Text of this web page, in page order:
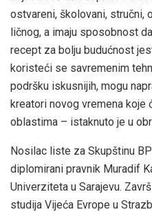
ostvareni, školovani, stručni,
ličnog, a imaju sposobnost
recept za bolju budućnost
koristeći se savremenim
podršku iskusnijih, mogu
kreatori novog vremena
oblastima – istaknuto je u
Nosilac liste za Skupštinu
diplomirani pravnik Muradif
Univerziteta u Sarajevu.
studija Vijeća Evrope u